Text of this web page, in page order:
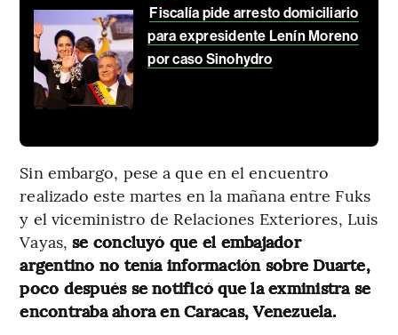
Fiscalía pide arresto domiciliario
para expresidente Lenín Moreno
por caso Sinohydro
Sin embargo, pese a que en el encuentro
realizado este martes en la mañana entre Fuks
y el viceministro de Relaciones Exteriores, Luis
Vayas,se concluyó que el embajador
argentino no tenía información sobre Duarte,
poco después se notificó que la exministra se
encontraba ahora en Caracas, Venezuela.